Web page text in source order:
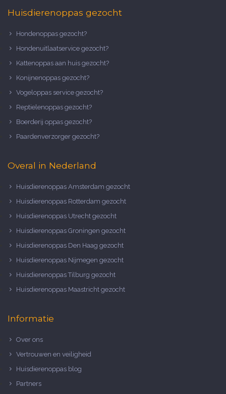
Huisdierenoppas gezocht
Hondenoppas gezocht?
Hondenuitlaatservice gezocht?
Kattenoppas aan huis gezocht?
Konijnenoppas gezocht?
Vogeloppas service gezocht?
Reptielenoppas gezocht?
Boerderij oppas gezocht?
Paardenverzorger gezocht?
Overal in Nederland
Huisdierenoppas Amsterdam gezocht
Huisdierenoppas Rotterdam gezocht
Huisdierenoppas Utrecht gezocht
Huisdierenoppas Groningen gezocht
Huisdierenoppas Den Haag gezocht
Huisdierenoppas Nijmegen gezocht
Huisdierenoppas Tilburg gezocht
Huisdierenoppas Maastricht gezocht
Informatie
Over ons
Vertrouwen en veiligheid
Huisdierenoppas blog
Partners